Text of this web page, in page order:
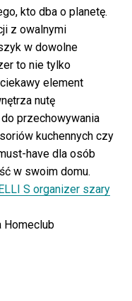
kto dba o planetę.
z owalnymi
w dowolne
to nie tylko
element
nutę
przechowywania
kuchennych czy
have dla osób
w swoim domu.
S organizer szary
Homeclub